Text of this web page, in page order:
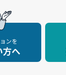
ンを
方へ